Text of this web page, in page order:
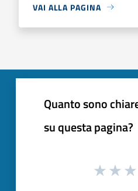
VAI ALLA PAGINA
Quanto sono
su questa pagina?